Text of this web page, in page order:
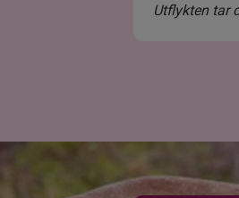
Utflykten tar